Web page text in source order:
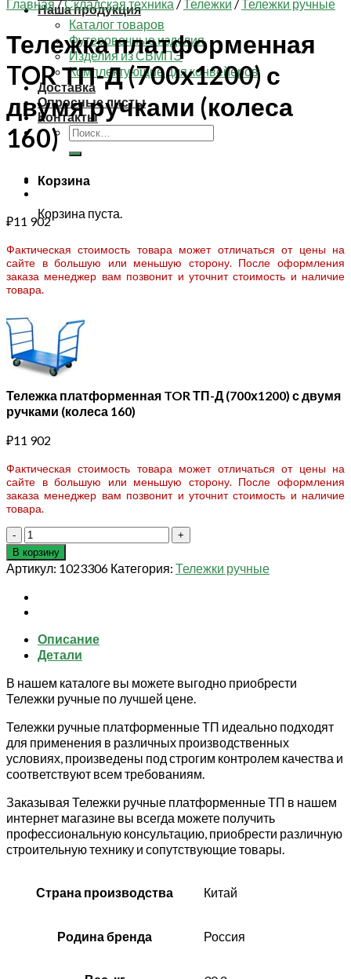
Наша продукция
Каталог товаров
Футеровочные изделия
Изделия из СВМПЭ
Комплектующие для конвейеров
Доставка
Опросные листы
Контакты
Искать:
Корзина
Корзина пуста.
Главная/Складская техника /Тележки /Тележки ручные
Тележка платформенная
TOR ТП-Д (700х1200) с
двумя ручками (колеса
160)
₽11 902
Фактическая стоимость товара может отличаться от цены на
сайте в большую или меньшую сторону. После оформления
заказа менеджер вам позвонит и уточнит стоимость и наличие
товара.
Тележка платформенная TOR ТП-Д (700х1200) с двумя
ручками (колеса 160)
₽11 902
Фактическая стоимость товара может отличаться от цены на
сайте в большую или меньшую сторону. После оформления
заказа менеджер вам позвонит и уточнит стоимость и наличие
товара.
Количество
товара
Тележка
платформенная
TOR
ТП-
(700х1200)
с
ручками
(колеса
В корзину
Артикул: 1023306 Категория: Тележки ручные
Описание
Детали
В нашем каталоге вы можете выгодно приобрести
Тележки ручные по лучшей цене.
Тележки ручные платформенные ТП идеально подходят
для применения в различных производственных
условиях, произведены под строгим контролем качества и
соответствуют всем требованиям.
Заказывая Тележки ручные платформенные ТП в нашем
интернет магазине вы всегда можете получить
профессиональную консультацию, приобрести различную
строительную технику и сопутствующие товары.
Страна производства Китай
Родина бренда Россия